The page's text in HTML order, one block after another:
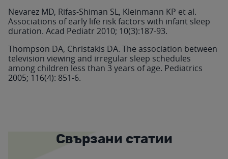
Nevarez MD, Rifas-Shiman SL, Kleinmann KP et al.
Associations of early life risk factors with infant sleep
duration. Acad Pediatr 2010; 10(3):187-93.
Thompson DA, Christakis DA. The association between
television viewing and irregular sleep schedules
among children less than 3 years of age. Pediatrics
2005; 116(4): 851-6.
Свързани статии